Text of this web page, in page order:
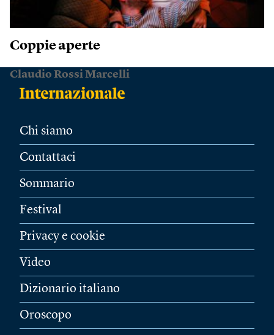
Coppie aperte
Claudio Rossi Marcelli
Chi siamo
Contattaci
Sommario
Festival
Privacy e cookie
Video
Dizionario italiano
Oroscopo